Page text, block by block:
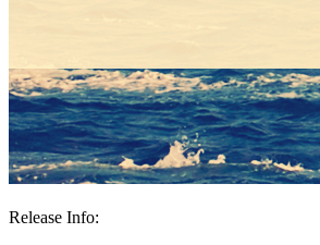
Release Info: